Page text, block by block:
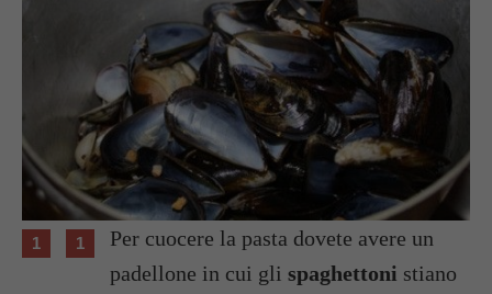
Per cuocere la pasta dovete avere un
padellone in cui gli spaghettoni stiano